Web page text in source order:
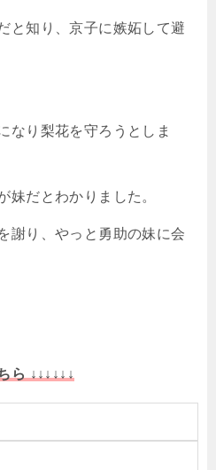
と知り、京子に嫉妬して避
なり梨花を守ろうとしま
妹だとわかりました。
謝り、やっと勇助の妹に会
ら ↓↓↓↓↓↓